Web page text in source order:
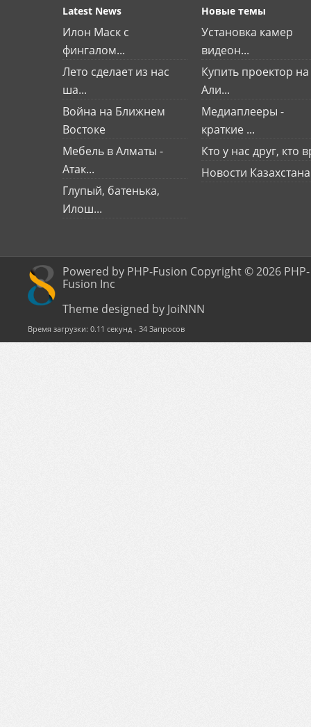
Latest News
Илон Маск с
фингалом...
Лето сделает из нас
ша...
Война на Ближнем
Востоке
Мебель в Алматы -
Атак...
Глупый, батенька,
Илош...
Новые темы
Установка камер
видеон...
Купить проектор на
Али...
Медиаплееры -
краткие ...
Кто у нас друг, кто
Новости Казахстана
Powered by PHP-Fusion Copyright © 2026 PHP-
Fusion Inc
Theme designed by JoiNNN
Время загрузки: 0.11 секунд - 34 Запросов